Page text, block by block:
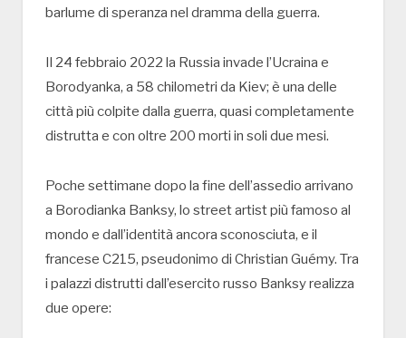
barlume di speranza nel dramma della guerra.
Il 24 febbraio 2022 la Russia invade l’Ucraina e
Borodyanka, a 58 chilometri da Kiev; è una delle
città più colpite dalla guerra, quasi completamente
distrutta e con oltre 200 morti in soli due mesi.
Poche settimane dopo la fine dell’assedio arrivano
a Borodianka Banksy, lo street artist più famoso al
mondo e dall’identità ancora sconosciuta, e il
francese C215, pseudonimo di Christian Guémy. Tra
i palazzi distrutti dall’esercito russo Banksy realizza
due opere: